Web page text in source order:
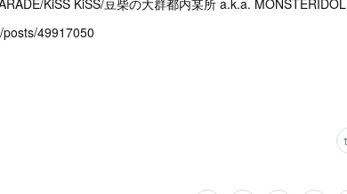
KiSS KiSS/豆柴の大群都内某所 a.k.a. MONSTERIDOL
49917050